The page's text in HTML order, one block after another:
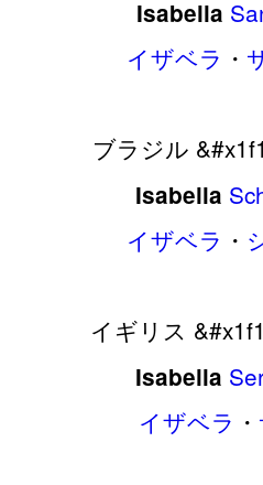
Isabella
イザベラ ・
ブラジル
Isabella
イザベラ ・
イギリス
Isabella
イザベラ ・